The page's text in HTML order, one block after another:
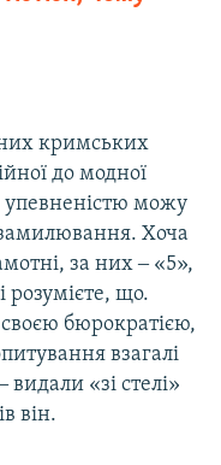
кримських
до модної
упевненістю можу
Хоча
за них ‒ «5»,
розумієте, що.
бюрократією,
взагалі
«зі стелі»
він.